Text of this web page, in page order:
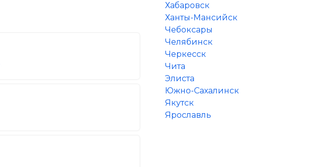
Хабаровск
Ханты-Мансийск
Чебоксары
Челябинск
Черкесск
Чита
Элиста
Южно-Сахалинск
Якутск
Ярославль